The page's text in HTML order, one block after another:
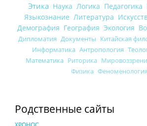
Этика Наука Логика Педагогика
Языкознание Литература
Демография География Экология
Дипломатия Документы Китайская
Информатика Антропология
Математика Риторика
Физика Феноменология
Родственные сайты